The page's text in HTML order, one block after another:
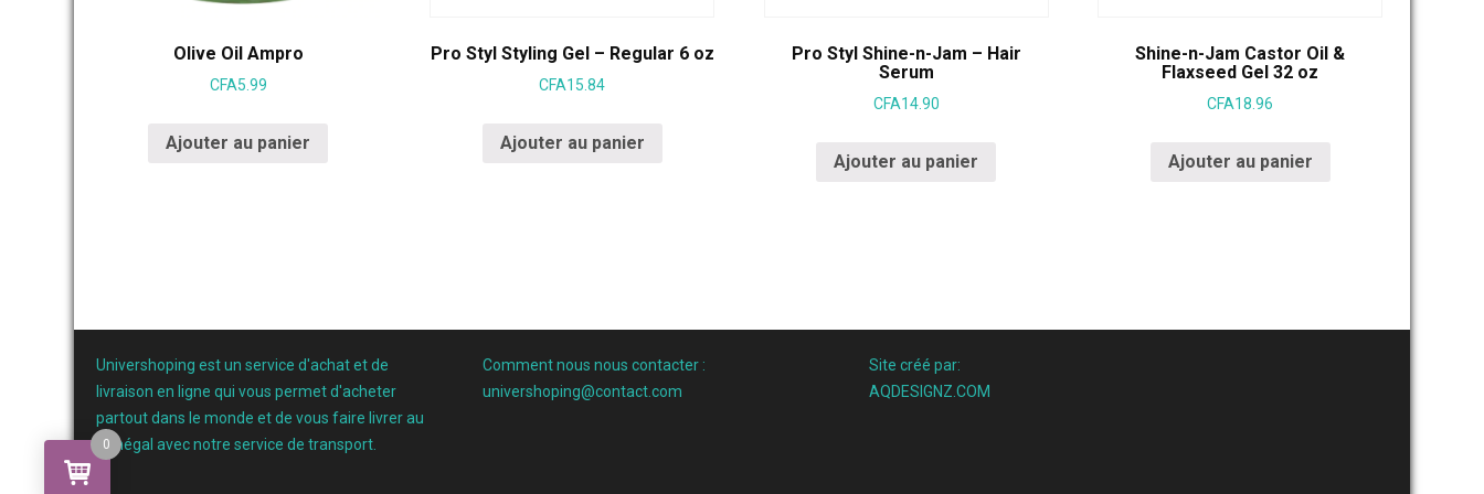
Olive Oil Ampro
CFA5.99
Ajouter au panier
Pro Styl Styling Gel – Regular 6 oz
CFA15.84
Ajouter au panier
Pro Styl Shine-n-Jam – Hair
Serum
CFA14.90
Ajouter au panier
Shine-n-Jam Castor Oil &
Flaxseed Gel 32 oz
CFA18.96
Ajouter au panier
Univershoping est un service d'achat et de
livraison en ligne qui vous permet d'acheter
partout dans le monde et de vous faire livrer au
Sénégal avec notre service de transport.
Comment nous nous contacter :
univershoping@contact.com
Site créé par:
AQDESIGNZ.COM
0